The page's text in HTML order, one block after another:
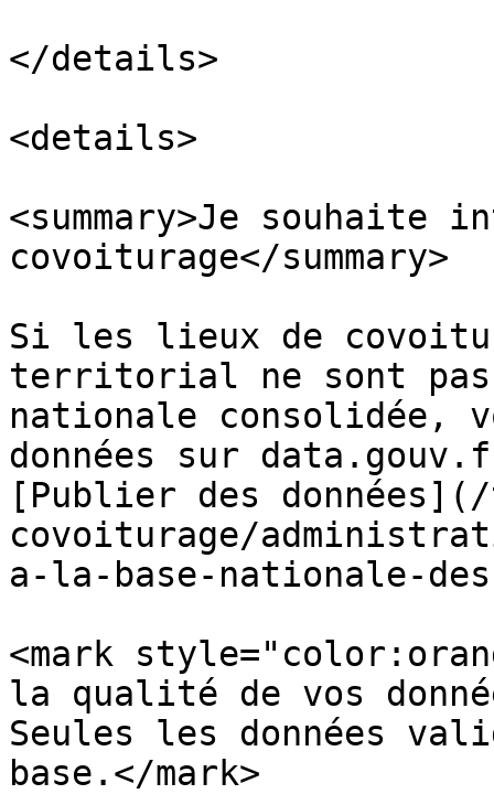
</details>
<details>
<summary>Je souhaite
covoiturage</summary>
Si les lieux de
territorial ne sont pas
nationale consolidée,
données sur
[Publier des
covoiturage/
a-la-base-nationale-
<mark
la qualité de vos
Seules les données
base.</mark>